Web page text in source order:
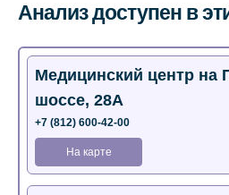
Анализ доступен в
Медицинский центр на
шоссе, 28А
+7 (812) 600-42-00
На карте